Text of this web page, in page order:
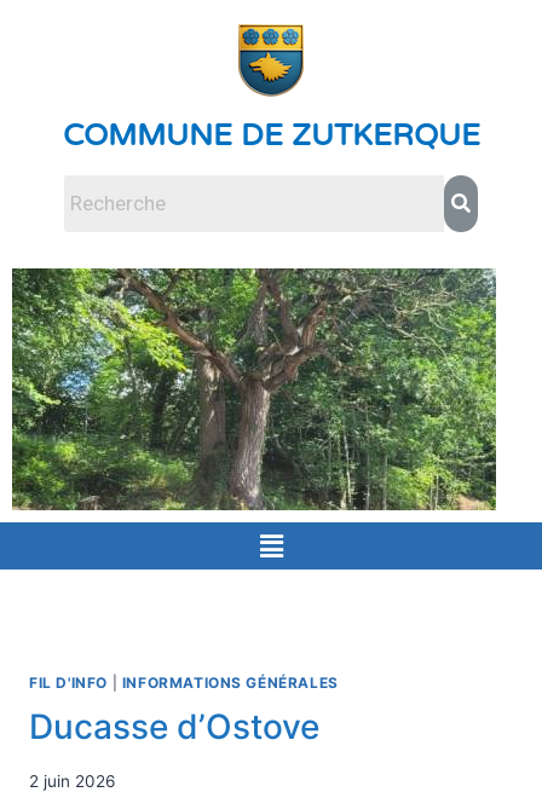
COMMUNE DE ZUTKERQUE
FIL D'INFO INFORMATIONS GÉNÉRALES
Ducasse d’Ostove
2 juin 2026